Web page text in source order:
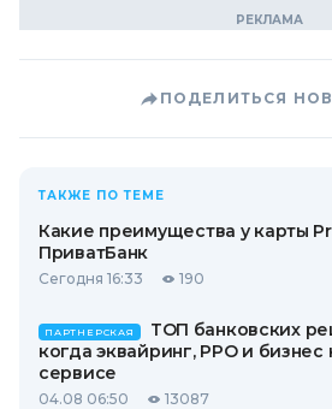
ПОДЕЛИТЬСЯ
ТАКЖЕ ПО ТЕМЕ
Какие преимущества у карты
ПриватБанк
Сегодня 16:33 190
ПАРТНЕРСКАЯ
ТОП банковских
когда эквайринг, РРО и
сервисе
04.08 06:50 13087